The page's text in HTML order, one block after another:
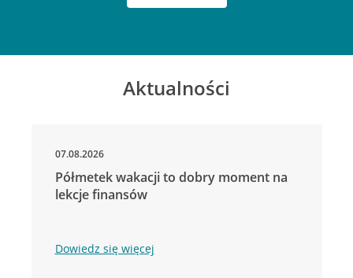
Aktualności
07.08.2026
Półmetek wakacji to dobry moment na
lekcje finansów
Dowiedz się więcej